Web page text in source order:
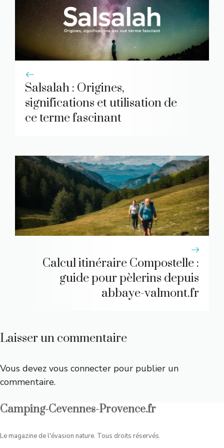
Salsalah : Origines,
significations et utilisation de
ce terme fascinant
Calcul itinéraire Compostelle :
guide pour pèlerins depuis
abbaye-valmont.fr
Laisser un commentaire
Vous devez vous connecter pour publier un
commentaire.
Camping-Cevennes-Provence.fr
Le magazine de l'évasion nature. Tous droits réservés.